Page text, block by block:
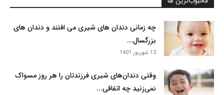
چه زمانی دندان های شیری می افتند و دندان های
بزرگسال...
13 شهریور 1401
وقتی دندان‌های شیری فرزندتان را هر روز مسواک
نمی‌زنید چه اتفاقی...